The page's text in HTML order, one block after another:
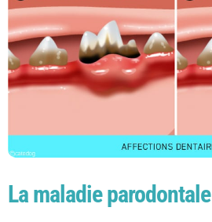
La maladie parodontale